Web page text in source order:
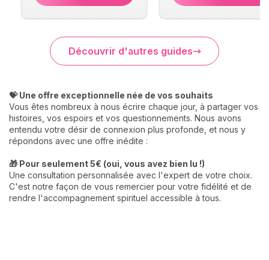
Découvrir d'autres guides
💝 Une offre exceptionnelle née de vos souhaits
Vous êtes nombreux à nous écrire chaque jour, à partager vos
histoires, vos espoirs et vos questionnements. Nous avons
entendu votre désir de connexion plus profonde, et nous y
répondons avec une offre inédite :
🎁 Pour seulement 5€ (oui, vous avez bien lu !)
Une consultation personnalisée avec l'expert de votre choix.
C'est notre façon de vous remercier pour votre fidélité et de
rendre l'accompagnement spirituel accessible à tous.